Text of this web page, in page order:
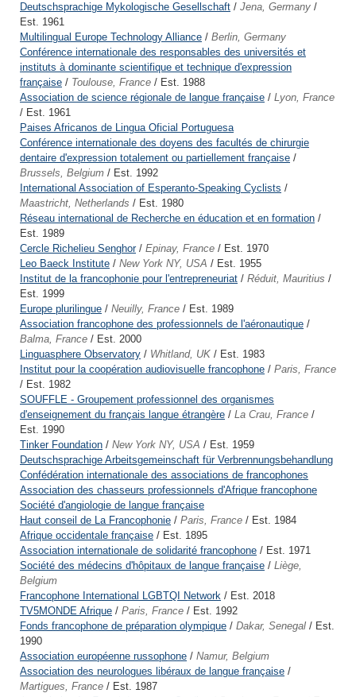
Deutschsprachige Mykologische Gesellschaft / Jena, Germany /
Est. 1961
Multilingual Europe Technology Alliance / Berlin, Germany
Conférence internationale des responsables des universités et
instituts à dominante scientifique et technique d'expression
française / Toulouse, France / Est. 1988
Association de science régionale de langue française / Lyon, France
/ Est. 1961
Paises Africanos de Lingua Oficial Portuguesa
Conférence internationale des doyens des facultés de chirurgie
dentaire d'expression totalement ou partiellement française /
Brussels, Belgium / Est. 1992
International Association of Esperanto-Speaking Cyclists /
Maastricht, Netherlands / Est. 1980
Réseau international de Recherche en éducation et en formation /
Est. 1989
Cercle Richelieu Senghor/ Epinay, France / Est. 1970
Leo Baeck Institute / New York NY, USA / Est. 1955
Institut de la francophonie pour l'entrepreneuriat / Réduit, Mauritius /
Est. 1999
Europe plurilingue / Neuilly, France / Est. 1989
Association francophone des professionnels de l'aéronautique /
Balma, France / Est. 2000
Linguasphere Observatory / Whitland, UK / Est. 1983
Institut pour la coopération audiovisuelle francophone / Paris, France
/ Est. 1982
SOUFFLE - Groupement professionnel des organismes
d'enseignement du français langue étrangère / La Crau, France /
Est. 1990
Tinker Foundation / New York NY, USA / Est. 1959
Deutschsprachige Arbeitsgemeinschaft für Verbrennungsbehandlung
Confédération internationale des associations de francophones
Association des chasseurs professionnels d'Afrique francophone
Société d'angiologie de langue française
Haut conseil de La Francophonie / Paris, France / Est. 1984
Afrique occidentale française / Est. 1895
Association internationale de solidarité francophone / Est. 1971
Société des médecins d'hôpitaux de langue française / Liège,
Belgium
Francophone International LGBTQI Network / Est. 2018
TV5MONDE Afrique / Paris, France / Est. 1992
Fonds francophone de préparation olympique / Dakar, Senegal / Est.
1990
Association européenne russophone / Namur, Belgium
Association des neurologues libéraux de langue française /
Martigues, France / Est. 1987